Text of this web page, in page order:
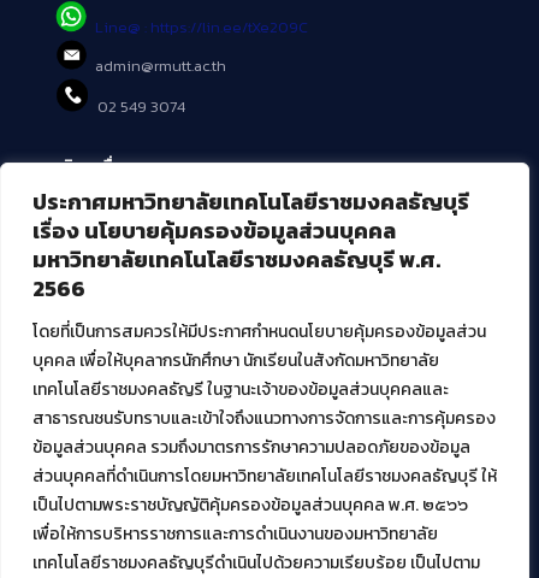
ประกาศมหาวิทยาลัยเทคโนโลยีราชมงคลธัญบุรี
เรื่อง นโยบายคุ้มครองข้อมูลส่วนบุคคล
มหาวิทยาลัยเทคโนโลยีราชมงคลธัญบุรี พ.ศ.
2566
โดยที่เป็นการสมควรให้มีประกาศกำหนดนโยบายคุ้มครองข้อมูลส่วน
บุคคล เพื่อให้บุคลากรนักศึกษา นักเรียนในสังกัดมหาวิทยาลัย
เทคโนโลยีราชมงคลธัญรี ในฐานะเจ้าของข้อมูลส่วนบุคคลและ
สาธารณชนรับทราบและเข้าใจถึงแนวทางการจัดการและการคุ้มครอง
ข้อมูลส่วนบุคคล รวมถึงมาตรการรักษาความปลอดภัยของข้อมูล
ส่วนบุคคลที่ดำเนินการโดยมหาวิทยาลัยเทคโนโลยีราชมงคลธัญบุรี ให้
เป็นไปตามพระราชบัญญัติคุ้มครองข้อมูลส่วนบุคคล พ.ศ. ๒๕๖๖
เพื่อให้การบริหารราชการและการดำเนินงานของมหาวิทยาลัย
เทคโนโลยีราชมงคลธัญบุรีดำเนินไปด้วยความเรียบร้อย เป็นไปตาม
Line@ : https://lin.ee/tXe209C
admin@rmutt.ac.th
02 549 3074
บริการอื่นๆ ของ สวส.
ศูนย์สื่อดิจิทัล
ศูนย์นวัตกรรมและความรู้
ศูนย์พัฒนาและบริการนวัตกรรมดิจิทัล
สมัยใหม่ (MoSeC)
งานบริการวิชาการให้กับหน่วยงานภายนอก
โครงการส่งเสริมและพัฒนาผู้ประกอบการ SME โดย. มทร.ธัญบุรี
กิจกรรมการเชื่อมโยงเครือข่ายผู้ให้บริการเครื่องจักรกลทางการ
เกษตร ภายใต้โครงการส่งเสริมการรแปรรูปสินค้าเกษตรระดับชุมชน
กรมส่งเสริมอุตสาหกรรม
โครงการยกระดับเศรษฐกิจและสังคมรายตำบลแบบบูรณาการ (1
ตำบล 1 มหาวิทยาลัย)